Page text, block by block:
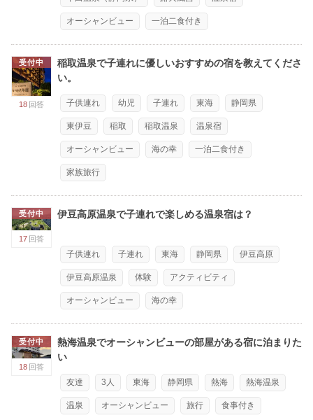
オーシャンビュー 一泊二食付き
受付中
18 回答
稲取温泉で子連れに優しいおすすめの宿を教えてくださ
い。
子供連れ 幼児 子連れ 東海 静岡県
東伊豆 稲取 稲取温泉 温泉宿
オーシャンビュー 海の幸 一泊二食付き
家族旅行
受付中
17 回答
伊豆高原温泉で子連れで楽しめる温泉宿は？
子供連れ 子連れ 東海 静岡県 伊豆高原
伊豆高原温泉 体験 アクティビティ
オーシャンビュー 海の幸
受付中
18 回答
熱海温泉でオーシャンビューの部屋がある宿に泊まりた
い
友達 3人 東海 静岡県 熱海 熱海温泉
温泉 オーシャンビュー 旅行 食事付き